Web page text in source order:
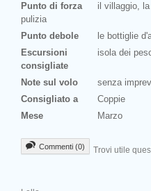
Punto di forza
il villaggio,
pulizia
Punto debole
le bottiglie
Escursioni
consigliate
isola dei
Note sul volo
senza
Consigliato a
Coppie
Mese
Marzo
Commenti (0) Trovi utile